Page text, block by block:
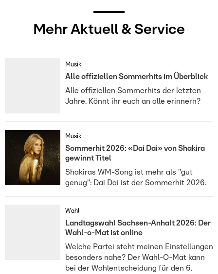
Mehr Aktuell & Service
Musik
Alle offiziellen Sommerhits im Überblick
Alle offiziellen Sommerhits der letzten
Jahre. Könnt ihr euch an alle erinnern?
Musik
Sommerhit 2026: «Dai Dai» von Shakira
gewinnt Titel
Shakiras WM-Song ist mehr als "gut
genug": Dai Dai ist der Sommerhit 2026.
Wahl
Landtagswahl Sachsen-Anhalt 2026: Der
Wahl-o-Mat ist online
Welche Partei steht meinen Einstellungen
besonders nahe? Der Wahl-O-Mat kann
bei der Wahlentscheidung für den 6.